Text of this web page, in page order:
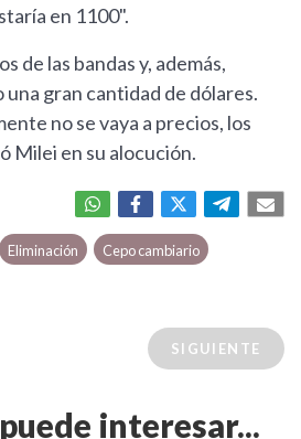
en 1100".
de las bandas y, además,
una gran cantidad de dólares.
no se vaya a precios, los
Milei en su alocución.
Eliminación Cepo cambiario
SIGUIENTE
interesar...